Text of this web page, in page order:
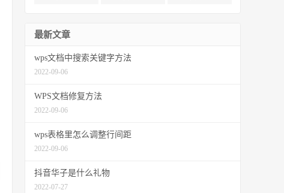
最新文章
wps文档中搜索关键字方法
2022-09-06
WPS文档修复方法
2022-09-06
wps表格里怎么调整行间距
2022-09-06
抖音华子是什么礼物
2022-07-27